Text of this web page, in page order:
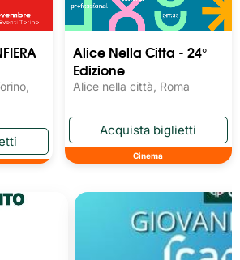
Alice Nella Citta - 24°
Edizione
Alice nella città, Roma
Cinema